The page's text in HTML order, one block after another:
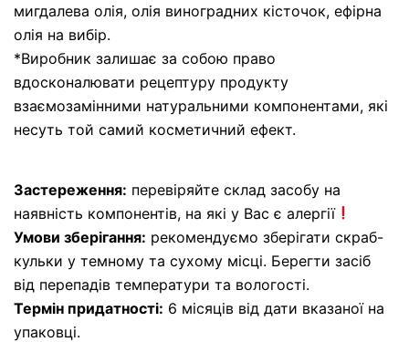
мигдалева олія, олія виноградних кісточок, ефірна
олія на вибір.
*Виробник залишає за собою право
вдосконалювати рецептуру продукту
взаємозамінними натуральними компонентами, які
несуть той самий косметичний ефект.
Застереження: перевіряйте склад засобу на
наявність компонентів, на які у Вас є алергії
Умови зберігання: рекомендуємо зберігати скраб-
кульки у темному та сухому місці. Берегти засіб
від перепадів температури та вологості.
Термін придатності: 6 місяців від дати вказаної на
упаковці.